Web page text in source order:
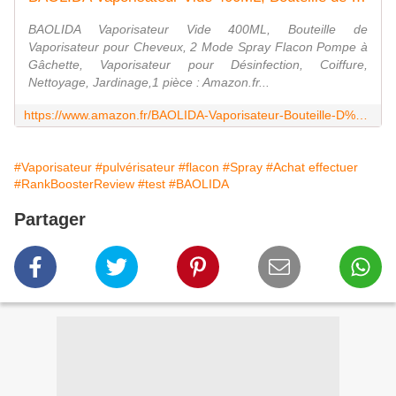
BAOLIDA Vaporisateur Vide 400ML, Bouteille de
Vaporisateur pour Cheveux, 2 Mode Spray Flacon Pompe à
Gâchette, Vaporisateur pour Désinfection, Coiffure,
Nettoyage, Jardinage,1 pièce : Amazon.fr...
#Vaporisateur #pulvérisateur #flacon #Spray #Achat effectuer
#RankBoosterReview #test #BAOLIDA
Partager